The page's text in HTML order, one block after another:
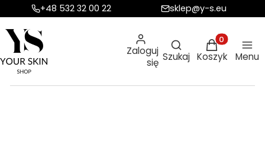
+48 532 32 00 22 sklep@y-s.eu
Zaloguj
się
Otwórz
Szukaj
Produkty w
Koszyk Menu